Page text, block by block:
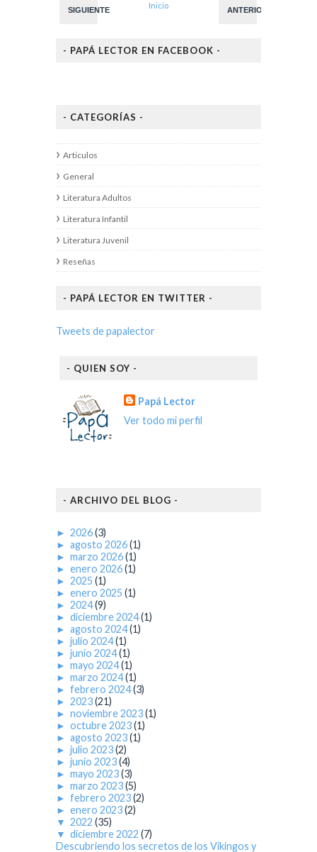
SIGUIENTE ANTERIOR
Inicio
- PAPÁ LECTOR EN FACEBOOK -
- CATEGORÍAS -
Articulos
General
Literatura Adultos
Literatura Infantil
Literatura Juvenil
Reseñas
- PAPÁ LECTOR EN TWITTER -
Tweets de papalector
- QUIEN SOY -
Papá Lector
Ver todo mi perfil
- ARCHIVO DEL BLOG -
► 2026(3)
► agosto 2026(1)
► marzo 2026(1)
► enero 2026(1)
► 2025 (1)
► enero 2025 (1)
► 2024(9)
► diciembre 2024(1)
► agosto 2024(1)
► julio 2024(1)
► junio 2024(1)
► mayo 2024(1)
► marzo 2024(1)
► febrero 2024(3)
► 2023(21)
► noviembre 2023(1)
► octubre 2023(1)
► agosto 2023(1)
► julio 2023(2)
► junio 2023(4)
► mayo 2023(3)
► marzo 2023(5)
► febrero 2023(2)
► enero 2023(2)
▼ 2022 (35)
▼ diciembre 2022 (7)
Descubriendo los secretos de los Vikingos y